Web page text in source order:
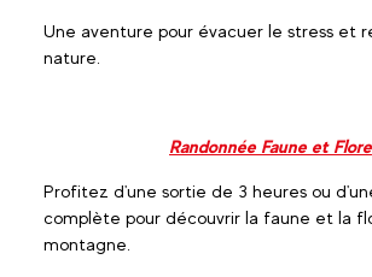
Une aventure pour évacuer le stress et
nature.
Randonnée Faune et Flore
Profitez d'une sortie de 3 heures ou
complète pour découvrir la faune et la
montagne.